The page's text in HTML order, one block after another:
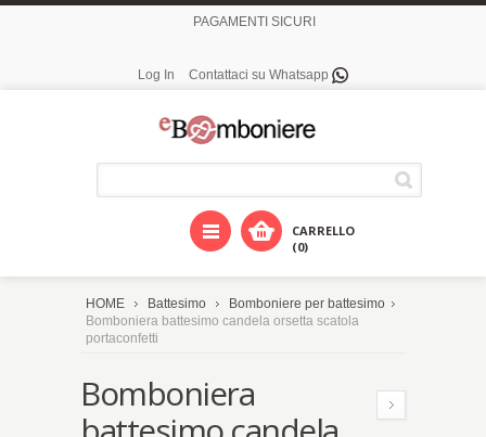
PAGAMENTI SICURI
Log In Contattaci su Whatsapp
CARRELLO
(0)
HOME Battesimo
Bomboniere per battesimo
Bomboniera battesimo candela orsetta scatola
portaconfetti
Bomboniera